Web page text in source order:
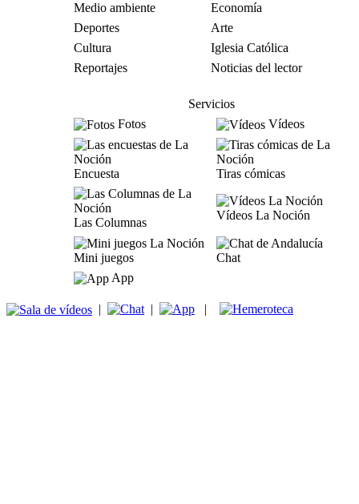
Medio ambiente
Economía
Deportes
Arte
Cultura
Iglesia Católica
Reportajes
Noticias del lector
Servicios
Fotos
Vídeos
Encuesta Tiras cómicas
Las Columnas
Vídeos La Noción
Mini juegos
Chat
App
| | |